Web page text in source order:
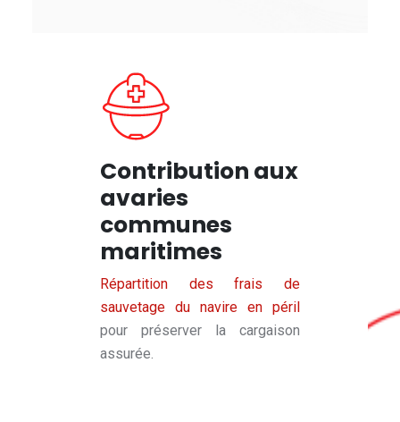
Contribution aux
avaries
communes
maritimes
Répartition des frais de
sauvetage du navire en péril
pour préserver la cargaison
assurée.